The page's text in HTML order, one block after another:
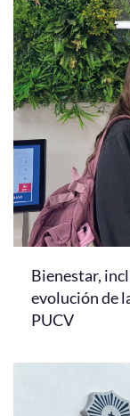
Bienestar,
evolución de
PUCV